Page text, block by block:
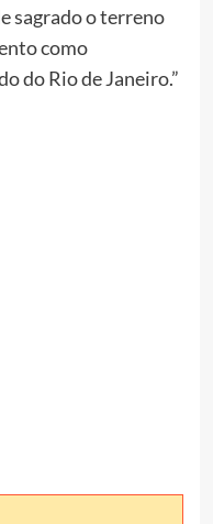
sagrado o terreno
como
do Rio de Janeiro.”